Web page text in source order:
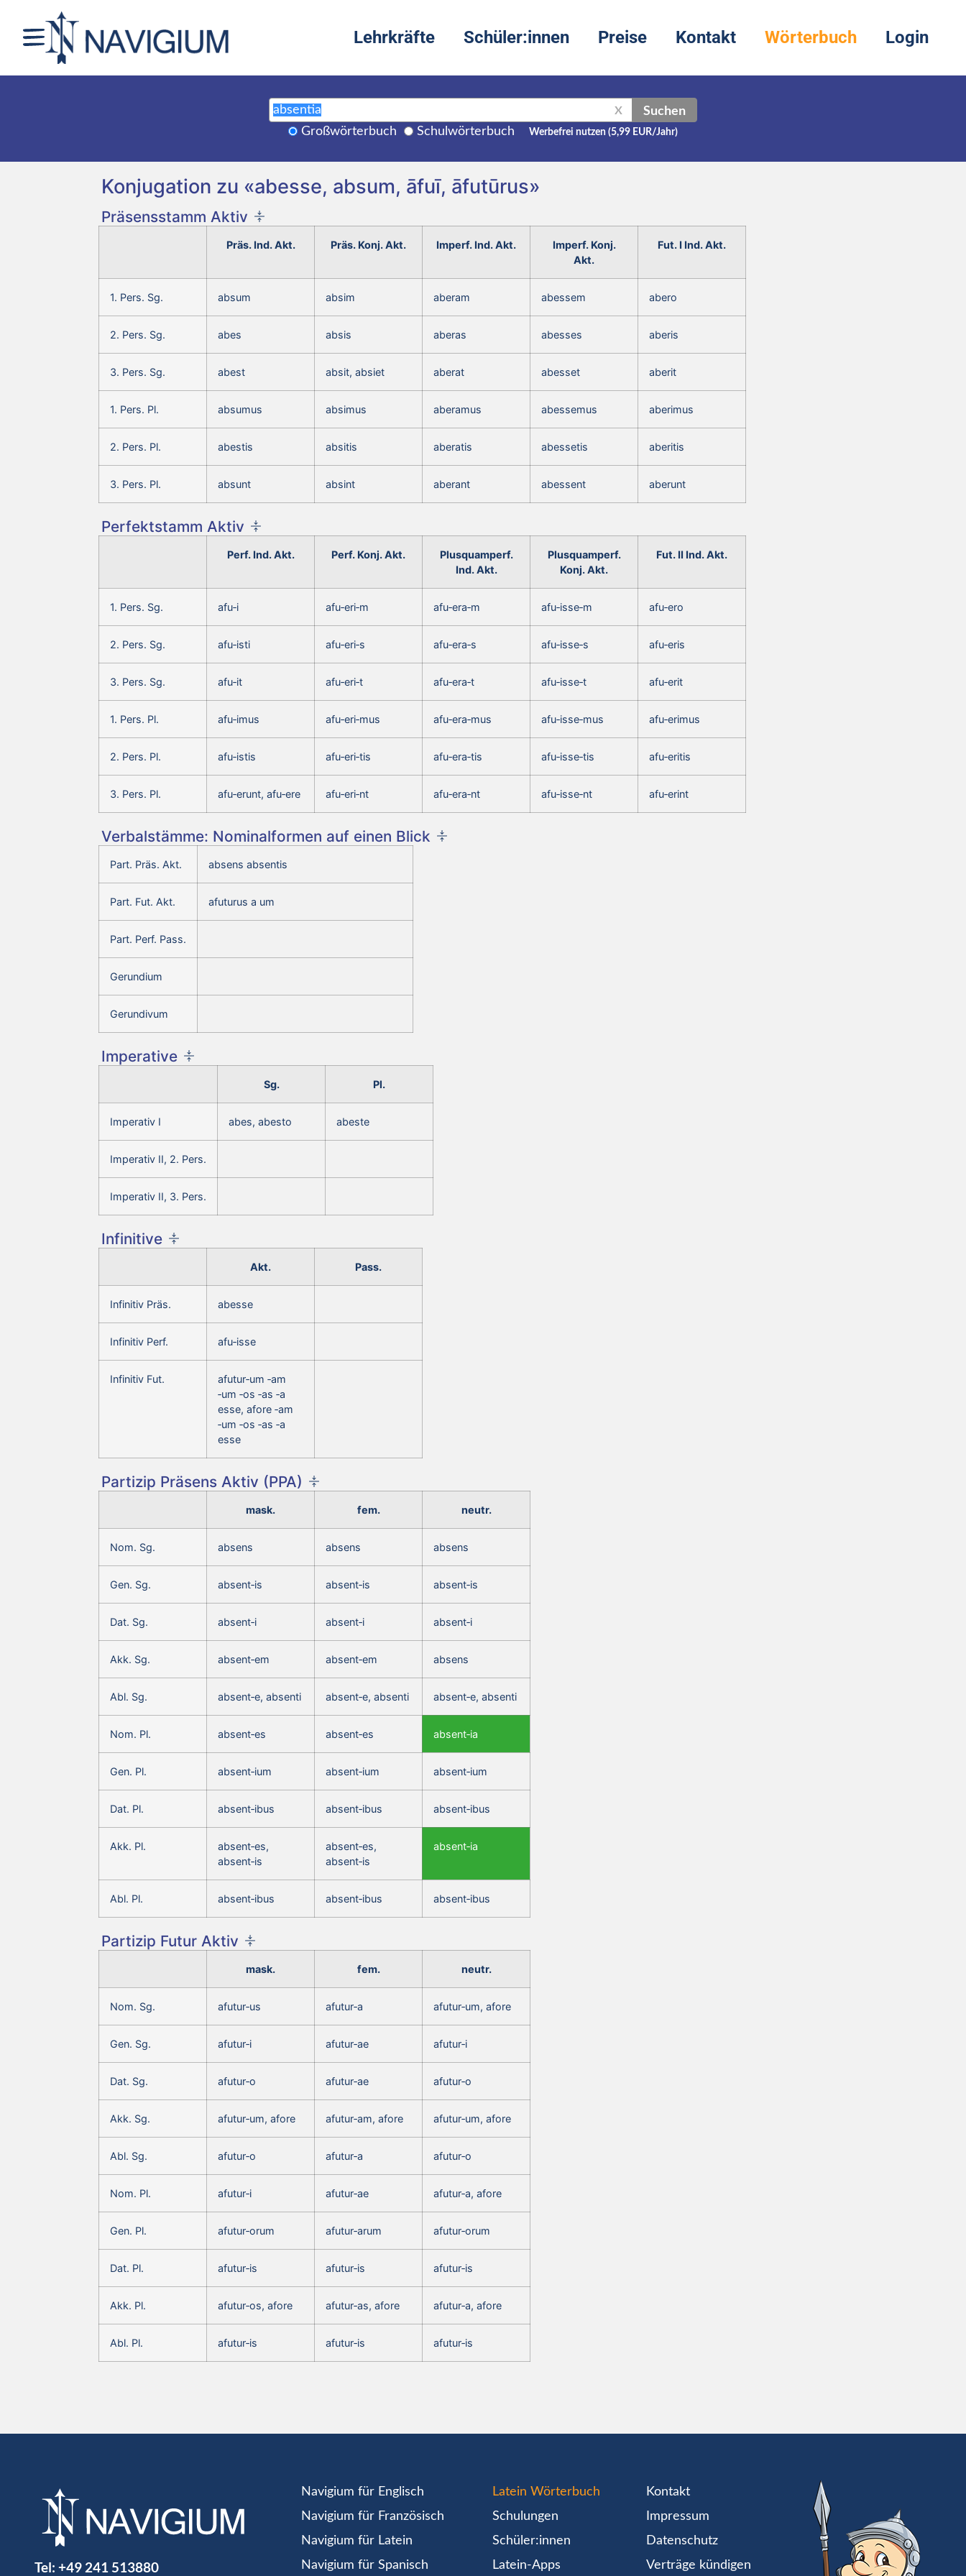
Lehrkräfte Schüler:innen Preise Kontakt Wörterbuch Login
X Suchen
Großwörterbuch Schulwörterbuch Werbefrei nutzen (5,99 EUR/Jahr)
Konjugation zu «abesse, absum, āfuī, āfutūrus»
Präsensstamm Aktiv
Präs. Ind. Akt. Präs. Konj. Akt. Imperf. Ind. Akt.
Imperf. Konj.
Akt.
Fut. I Ind. Akt.
1. Pers. Sg. absum absim aberam abessem abero
2. Pers. Sg. abes absis aberas abesses aberis
3. Pers. Sg. abest absit, absiet aberat abesset aberit
1. Pers. Pl. absumus absimus aberamus abessemus aberimus
2. Pers. Pl. abestis absitis aberatis abessetis aberitis
3. Pers. Pl. absunt absint aberant abessent aberunt
Perfektstamm Aktiv
Perf. Ind. Akt. Perf. Konj. Akt.
Plusquamperf.
Ind. Akt.
Plusquamperf.
Konj. Akt.
Fut. II Ind. Akt.
1. Pers. Sg. afu‑i afu‑eri‑m afu‑era‑m afu‑isse‑m afu‑ero
2. Pers. Sg. afu‑isti afu‑eri‑s afu‑era‑s afu‑isse‑s afu‑eris
3. Pers. Sg. afu‑it afu‑eri‑t afu‑era‑t afu‑isse‑t afu‑erit
1. Pers. Pl. afu‑imus afu‑eri‑mus afu‑era‑mus afu‑isse‑mus afu‑erimus
2. Pers. Pl. afu‑istis afu‑eri‑tis afu‑era‑tis afu‑isse‑tis afu‑eritis
3. Pers. Pl. afu‑erunt, afu‑ere afu‑eri‑nt afu‑era‑nt afu‑isse‑nt afu‑erint
Verbalstämme: Nominalformen auf einen Blick
Part. Präs. Akt. absens absentis
Part. Fut. Akt. afuturus a um
Part. Perf. Pass.
Gerundium
Gerundivum
Imperative
Sg. Pl.
Imperativ I abes, abesto abeste
Imperativ II, 2. Pers.
Imperativ II, 3. Pers.
Infinitive
Akt. Pass.
Infinitiv Präs. abesse
Infinitiv Perf. afu‑isse
Infinitiv Fut.
afutur‑um ‑am
‑um ‑os ‑as ‑a
esse, afore ‑am
‑um ‑os ‑as ‑a
esse
Partizip Präsens Aktiv (PPA)
mask. fem. neutr.
Nom. Sg. absens absens absens
Gen. Sg. absent‑is absent‑is absent‑is
Dat. Sg. absent‑i absent‑i absent‑i
Akk. Sg. absent‑em absent‑em absens
Abl. Sg. absent‑e, absenti absent‑e, absenti absent‑e, absenti
Nom. Pl. absent‑es absent‑es absent‑ia
Gen. Pl. absent‑ium absent‑ium absent‑ium
Dat. Pl. absent‑ibus absent‑ibus absent‑ibus
Akk. Pl.
absent‑es,
absent‑is
absent‑es,
absent‑is
absent‑ia
Abl. Pl. absent‑ibus absent‑ibus absent‑ibus
Partizip Futur Aktiv
mask. fem. neutr.
Nom. Sg. afutur‑us afutur‑a afutur‑um, afore
Gen. Sg. afutur‑i afutur‑ae afutur‑i
Dat. Sg. afutur‑o afutur‑ae afutur‑o
Akk. Sg. afutur‑um, afore afutur‑am, afore afutur‑um, afore
Abl. Sg. afutur‑o afutur‑a afutur‑o
Nom. Pl. afutur‑i afutur‑ae afutur‑a, afore
Gen. Pl. afutur‑orum afutur‑arum afutur‑orum
Dat. Pl. afutur‑is afutur‑is afutur‑is
Akk. Pl. afutur‑os, afore afutur‑as, afore afutur‑a, afore
Abl. Pl. afutur‑is afutur‑is afutur‑is
Tel: +49 241 513880
Navigium für Englisch
Navigium für Französisch
Navigium für Latein
Navigium für Spanisch
Latein Wörterbuch
Schulungen
Schüler:innen
Latein-Apps
Kontakt
Impressum
Datenschutz
Verträge kündigen